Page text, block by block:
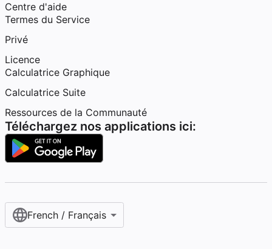
Centre d'aide
Termes du Service
Privé
Licence
Calculatrice Graphique
Calculatrice Suite
Ressources de la Communauté
Téléchargez nos applications ici:
French / Français‎